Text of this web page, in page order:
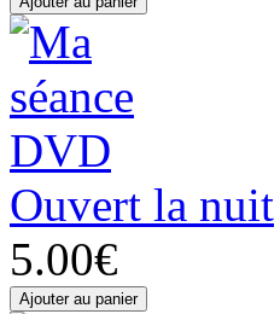
Ouvert la nuit
5.00€